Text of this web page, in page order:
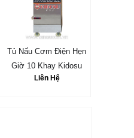
Tủ Nấu Cơm Điện Hẹn
Giờ 10 Khay Kidosu
Liên Hệ